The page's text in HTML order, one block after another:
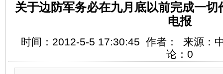
关于边防军务必在九月底以前完成一
电报
时间：2012-5-5 17:30:45 作者： 来源：
论： 0